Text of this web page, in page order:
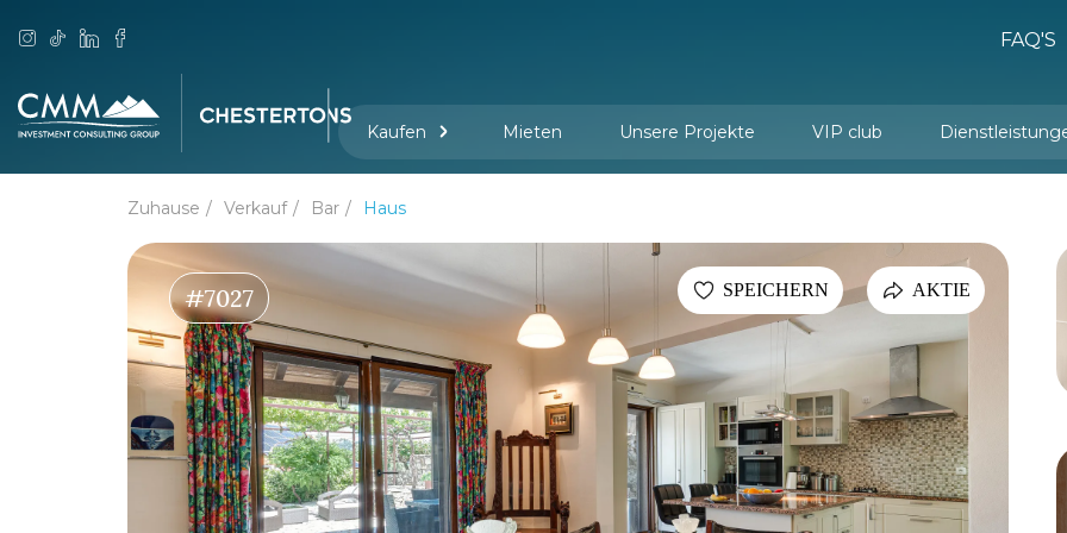
FAQ'S
Kaufen Mieten Unsere Projekte VIP club
Zuhause Verkauf Bar Haus
#7027 SPEICHERN AKTIE